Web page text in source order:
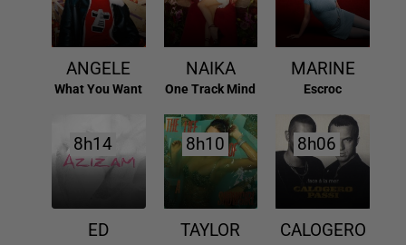
ANGELE
What You Want
NAIKA
One Track Mind
MARINE
Escroc
8h14
8h14
ED
8h10
8h10
TAYLOR
8h06
8h06
CALOGERO